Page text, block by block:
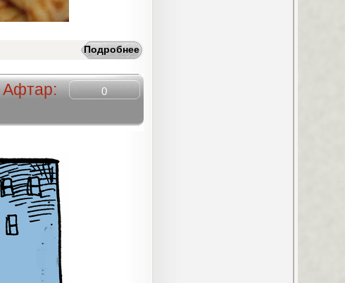
Подробнее
0
Афтар: